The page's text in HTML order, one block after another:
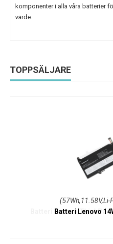
komponenter i alla våra batterier
värde.
TOPPSÄLJARE
(57Wh,11.58V,Li-
Batteri Lenovo